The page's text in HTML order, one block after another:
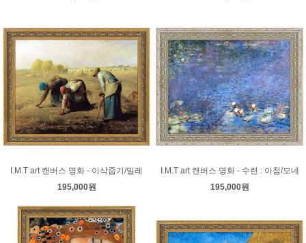
I.M.T art 캔버스 명화 - 이삭줍기/밀레
195,000원
I.M.T art 캔버스 명화 - 수련 : 아침/모네
195,000원